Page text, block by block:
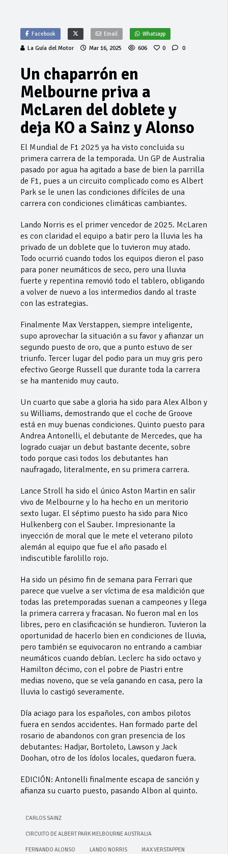
Facebook Email Whatsapp
La Guía del Motor Mar 16, 2025 606 0 0
Un chaparrón en
Melbourne priva a
McLaren del doblete y
deja KO a Sainz y Alonso
El Mundial de F1 2025 ya ha visto concluida su
primera carrera de la temporada. Un GP de Australia
pasado por agua ha agitado a base de bien la parrilla
de F1, pues a un circuito complicado como es Albert
Park se le unen las condiciones difíciles de una
carrera con condiciones climáticas cambiantes.
Lando Norris es el primer vencedor de 2025. McLaren
es con claridad el equipo a batir pero la lluvia les ha
privado de un doblete que lo tuvieron muy atado.
Todo ocurrió cuando todos los equipos dieron el paso
para poner neumáticos de seco, pero una lluvia
fuerte y repentina removió todo el tablero, obligando
a volver de nuevo a los intermedios dando al traste
con las estrategias.
Finalmente Max Verstappen, siempre inteligente,
supo aprovechar la situación a su favor y afianzar un
segundo puesto de oro, que a punto estuvo de ser
triunfo. Tercer lugar del podio para un muy gris pero
efectivo George Russell que durante toda la carrera
se ha mantenido muy cauto.
Un cuarto que sabe a gloria ha sido para Alex Albon y
su Williams, demostrando que el coche de Groove
está en muy buenas condiciones. Quinto puesto para
Andrea Antonelli, el debutante de Mercedes, que ha
logrado cuajar un debut bastante decente, sobre
todo porque casi todos los debutantes han
naufragado, literalmente, en su primera carrera.
Lance Stroll ha sido el único Aston Martin en salir
vivo de Melbourne y lo ha hecho en un meritorio
sexto lugar. El séptimo puesto ha sido para Nico
Hulkenberg con el Sauber. Impresionante la
inyección de moral que le mete el veterano piloto
alemán al equipo que fue el año pasado el
indiscutible farolillo rojo.
Ha sido un pésimo fin de semana para Ferrari que
parece que vuelve a ser víctima de esa maldición que
todas las pretemporadas suenan a campeones y llega
la primera carrera y fracasan. No fueron mal en los
libres, pero en clasificación se hundieron. Tuvieron la
oportunidad de hacerlo bien en condiciones de lluvia,
pero también se equivocaron no entrando a cambiar
neumáticos cuando debían. Leclerc ha sido octavo y
Hamilton décimo, con el pobre de Piastri entre
medias noveno, que se veía ganando en casa, pero la
lluvia lo castigó severamente.
Día aciago para los españoles, con ambos pilotos
fuera en sendos accidentes. Han formado parte del
rosario de abandonos con gran presencia de los
debutantes: Hadjar, Bortoleto, Lawson y Jack
Doohan, otro de los ídolos locales, quedaron fuera.
EDICIÓN: Antonelli finalmente escapa de sanción y
afianza su cuarto puesto, pasando Albon al quinto.
CARLOS SAINZ
CIRCUITO DE ALBERT PARK MELBOURNE AUSTRALIA
FERNANDO ALONSO LANDO NORRIS MAX VERSTAPPEN